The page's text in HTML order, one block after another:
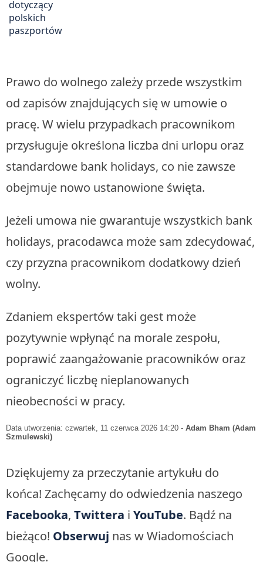
Prawo do wolnego zależy przede wszystkim
od zapisów znajdujących się w umowie o
pracę. W wielu przypadkach pracownikom
przysługuje określona liczba dni urlopu oraz
standardowe bank holidays, co nie zawsze
obejmuje nowo ustanowione święta.
Jeżeli umowa nie gwarantuje wszystkich bank
holidays, pracodawca może sam zdecydować,
czy przyzna pracownikom dodatkowy dzień
wolny.
Zdaniem ekspertów taki gest może
pozytywnie wpłynąć na morale zespołu,
poprawić zaangażowanie pracowników oraz
ograniczyć liczbę nieplanowanych
nieobecności w pracy.
Data utworzenia: czwartek, 11 czerwca 2026 14:20 - Adam Bham (Adam
Szmulewski)
Dziękujemy za przeczytanie artykułu do
końca! Zachęcamy do odwiedzenia naszego
Facebooka, Twittera i YouTube. Bądź na
bieżąco! Obserwuj nas w Wiadomościach
Google.